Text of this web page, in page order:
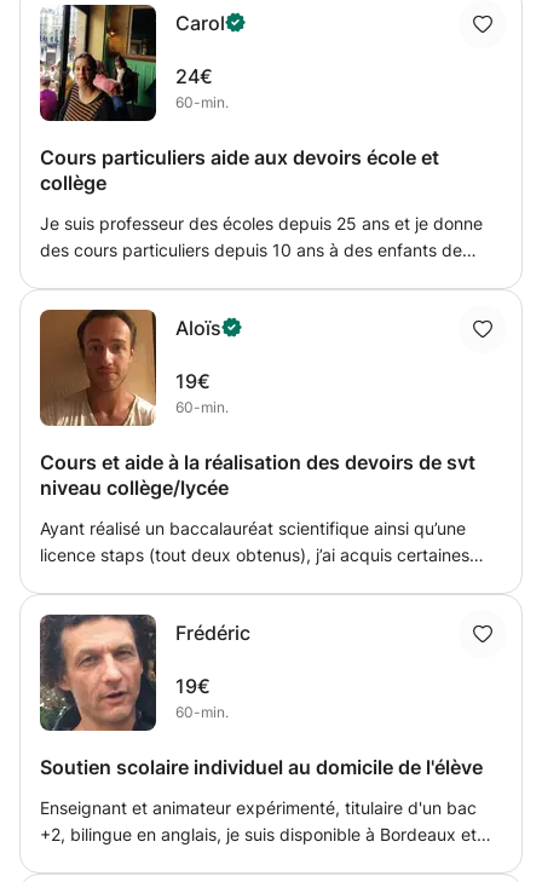
notamment le droit et le marketing/la mercatique.
Carol
24€
60-min.
Cours particuliers aide aux devoirs école et
collège
Je suis professeur des écoles depuis 25 ans et je donne
des cours particuliers depuis 10 ans à des enfants de
du contenu,suivi et renforcement des notions
abordées)qu'au niveau méthodologique (apprendre à
s'organiser,apprentissage des leçons en autonomie).Je
peux également l'aider dans sa préparation au brevet des
connaissances, il semble important de remettre en
confiance ou de remotiver votre jeune . Je peux me
17h30.
Aloïs
19€
60-min.
Cours et aide à la réalisation des devoirs de svt
niveau collège/lycée
Ayant réalisé un baccalauréat scientifique ainsi qu’une
licence staps (tout deux obtenus), j’ai acquis certaines
ayant été professeur de français en université/lycée, elle
m’a Inculqué une méthode et une rigueur dans mon travail
que je pourrais transmettre à mes élèves.
Frédéric
19€
60-min.
Soutien scolaire individuel au domicile de l'élève
Enseignant et animateur expérimenté, titulaire d'un bac
+2, bilingue en anglais, je suis disponible à Bordeaux et